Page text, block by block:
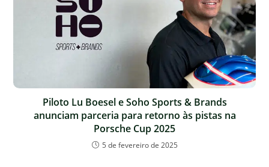
Piloto Lu Boesel e Soho Sports & Brands
anunciam parceria para retorno às pistas na
Porsche Cup 2025
5 de fevereiro de 2025